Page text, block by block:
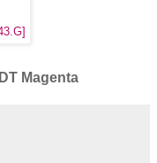
Magenta